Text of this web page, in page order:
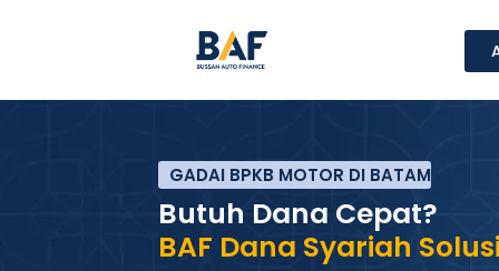
GADAI BPKB MOTOR DI BATAM
Butuh Dana Cepat?
BAF Dana Syariah